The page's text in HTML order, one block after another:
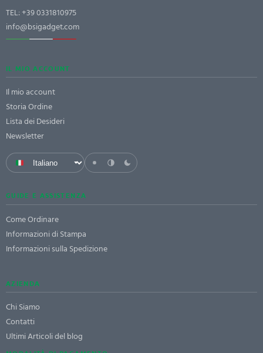
TEL:+39 0331810975
info@bsigadget.com
IL MIO ACCOUNT
Il mio account
Storia Ordine
Lista dei Desideri
Newsletter
GUIDE E ASSISTENZA
Come Ordinare
Informazioni di Stampa
Informazioni sulla Spedizione
AZIENDA
Chi Siamo
Contatti
Ultimi Articoli del blog